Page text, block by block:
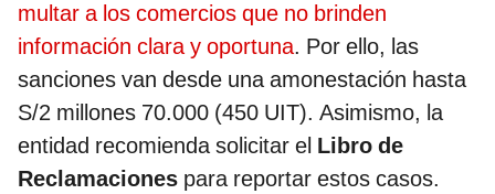
multar a los comercios que no brinden
información clara y oportuna. Por ello, las
sanciones van desde una amonestación hasta
S/2 millones 70.000 (450 UIT). Asimismo, la
entidad recomienda solicitar el Libro de
Reclamaciones para reportar estos casos.